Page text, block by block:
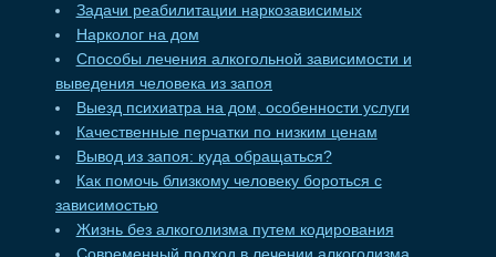
Задачи реабилитации наркозависимых
Нарколог на дом
Способы лечения алкогольной зависимости и
выведения человека из запоя
Выезд психиатра на дом, особенности услуги
Качественные перчатки по низким ценам
Вывод из запоя: куда обращаться?
Как помочь близкому человеку бороться с
зависимостью
Жизнь без алкоголизма путем кодирования